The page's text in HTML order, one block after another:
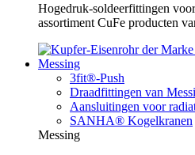
Hogedruk-soldeerfittingen
assortiment CuFe producten
Messing
3fit®-Push
Draadfittingen van
Aansluitingen voor
SANHA® Kogelkranen
Messing